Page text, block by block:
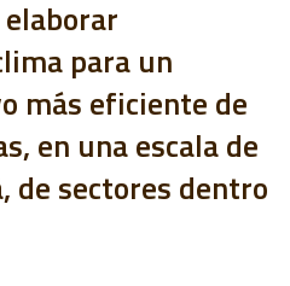
elaborar
para un
más eficiente de
en una escala de
de sectores dentro